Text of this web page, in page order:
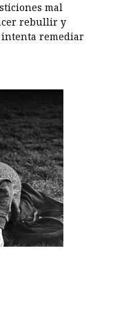
mal
rebullir y
intenta remediar